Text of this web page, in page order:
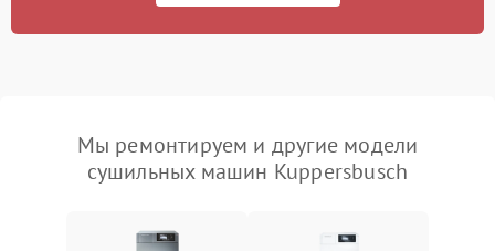
Мы ремонтируем и другие модели
сушильных машин Kuppersbusch